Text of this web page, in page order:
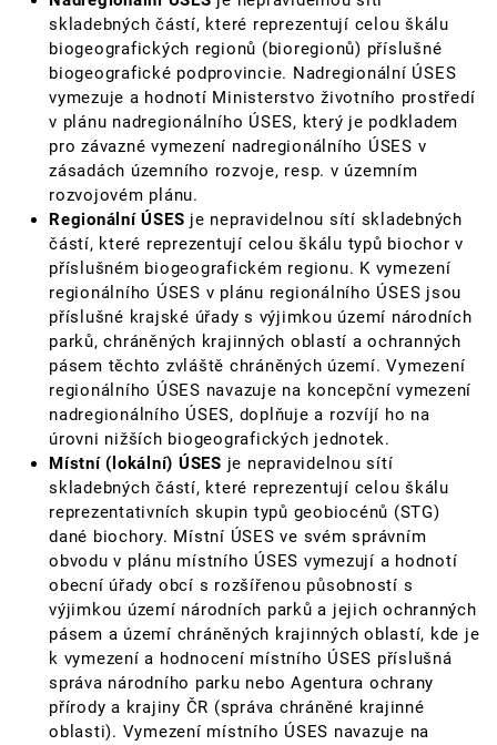
skladebných částí, které reprezentují celou škálu
biogeografických regionů (bioregionů) příslušné
biogeografické podprovincie. Nadregionální ÚSES
vymezuje a hodnotí Ministerstvo životního prostředí
v plánu nadregionálního ÚSES, který je podkladem
pro závazné vymezení nadregionálního ÚSES v
zásadách územního rozvoje, resp. v územním
rozvojovém plánu.
Regionální ÚSES je nepravidelnou sítí skladebných
částí, které reprezentují celou škálu typů biochor v
příslušném biogeografickém regionu. K vymezení
regionálního ÚSES v plánu regionálního ÚSES jsou
příslušné krajské úřady s výjimkou území národních
parků, chráněných krajinných oblastí a ochranných
pásem těchto zvláště chráněných území. Vymezení
regionálního ÚSES navazuje na koncepční vymezení
nadregionálního ÚSES, doplňuje a rozvíjí ho na
úrovni nižších biogeografických jednotek.
Místní (lokální) ÚSES je nepravidelnou sítí
skladebných částí, které reprezentují celou škálu
reprezentativních skupin typů geobiocénů (STG)
dané biochory. Místní ÚSES ve svém správním
obvodu v plánu místního ÚSES vymezují a hodnotí
obecní úřady obcí s rozšířenou působností s
výjimkou území národních parků a jejich ochranných
pásem a území chráněných krajinných oblastí, kde je
k vymezení a hodnocení místního ÚSES příslušná
správa národního parku nebo Agentura ochrany
přírody a krajiny ČR (správa chráněné krajinné
oblasti). Vymezení místního ÚSES navazuje na